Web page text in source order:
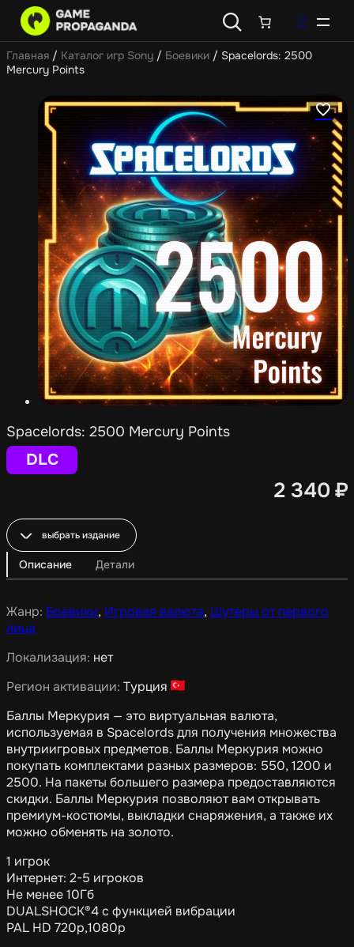
Главная / Каталог игр Sony / Боевики / Spacelords: 2500
Mercury Points
Spacelords: 2500 Mercury Points
DLC
2 340 ₽
выбрать издание
Описание Детали
Жанр: Боевики, Игровая валюта, Шутеры от первого
лица
Локализация: нет
Регион активации: Турция
Баллы Меркурия — это виртуальная валюта,
используемая в Spacelords для получения множества
внутриигровых предметов. Баллы Меркурия можно
покупать комплектами разных размеров: 550, 1200 и
2500. На пакеты большего размера предоставляются
скидки. Баллы Меркурия позволяют вам открывать
премиум-костюмы, выкладки снаряжения, а также их
можно обменять на золото.
1 игрок
Интернет: 2-5 игроков
Не менее 10Гб
DUALSHOCK®4 с функцией вибрации
PAL HD 720p,1080p